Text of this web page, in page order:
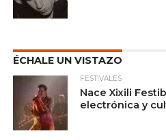
ÉCHALE UN VISTAZO
FESTIVALES
Nace Xixili
electrónica y